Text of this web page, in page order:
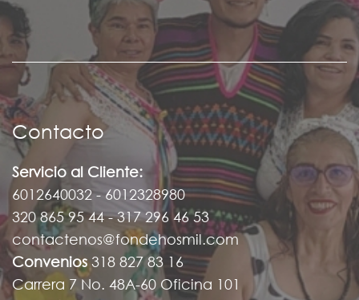
Contacto
Servicio al Cliente:
6012640032 - 6012328980
320 865 95 44 - 317 296 46 53
contactenos@fondehosmil.com
Convenios 318 827 83 16
Carrera 7 No. 48A-60 Oficina 101